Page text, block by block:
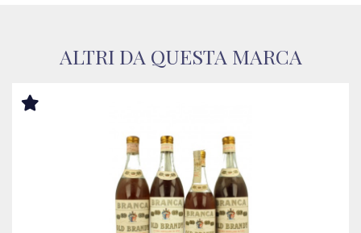
ALTRI DA QUESTA MARCA